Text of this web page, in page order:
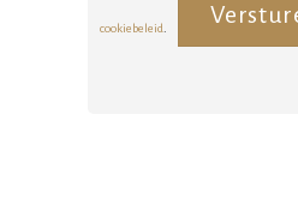
cookiebeleid